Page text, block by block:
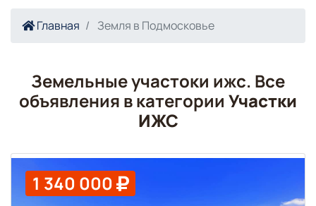
Главная Земля в Подмосковье
Земельные участоки ижс. Все
объявления в категории Участки
ИЖС
1 340 000